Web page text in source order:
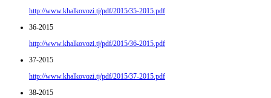
http://www.khalkovozi.tj/pdf/2015/35-2015.pdf
36-2015
http://www.khalkovozi.tj/pdf/2015/36-2015.pdf
37-2015
http://www.khalkovozi.tj/pdf/2015/37-2015.pdf
38-2015